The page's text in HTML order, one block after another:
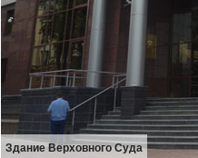
Здание Верховного Суда